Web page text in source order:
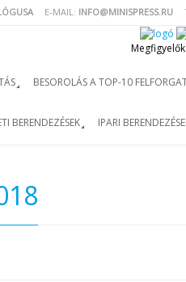
E-MAIL: INFO@MINISPRESS.RU
BESOROLÁS A TOP-10
BERENDEZÉSEK IPARI